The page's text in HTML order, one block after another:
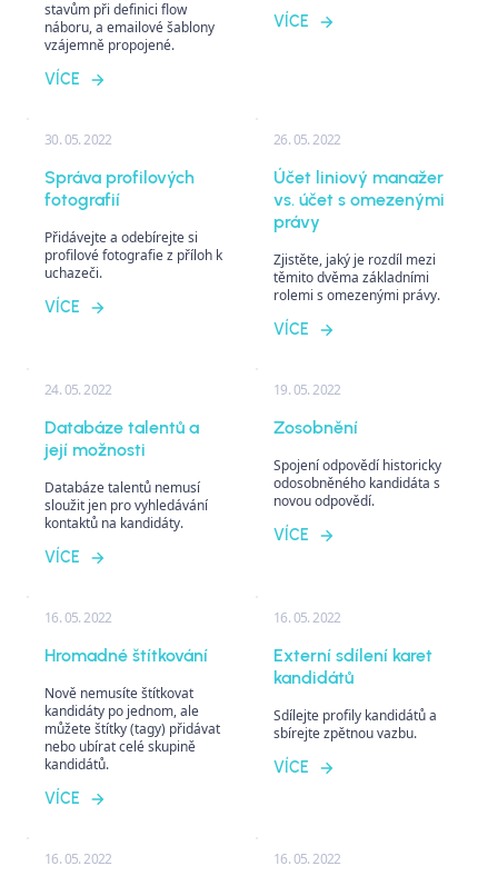
stavům při definici flow
náboru, a emailové šablony
vzájemně propojené.
VÍCE
VÍCE
30. 05. 2022
Správa profilových
fotografií
Přidávejte a odebírejte si
profilové fotografie z příloh k
uchazeči.
VÍCE
26. 05. 2022
Účet liniový manažer
vs. účet s omezenými
právy
Zjistěte, jaký je rozdíl mezi
těmito dvěma základními
rolemi s omezenými právy.
VÍCE
24. 05. 2022
Databáze talentů a
její možnosti
Databáze talentů nemusí
sloužit jen pro vyhledávání
kontaktů na kandidáty.
VÍCE
19. 05. 2022
Zosobnění
Spojení odpovědí historicky
odosobněného kandidáta s
novou odpovědí.
VÍCE
16. 05. 2022
Hromadné štítkování
Nově nemusíte štítkovat
kandidáty po jednom, ale
můžete štítky (tagy) přidávat
nebo ubírat celé skupině
kandidátů.
VÍCE
16. 05. 2022
Externí sdílení karet
kandidátů
Sdílejte profily kandidátů a
sbírejte zpětnou vazbu.
VÍCE
16. 05. 2022 16. 05. 2022